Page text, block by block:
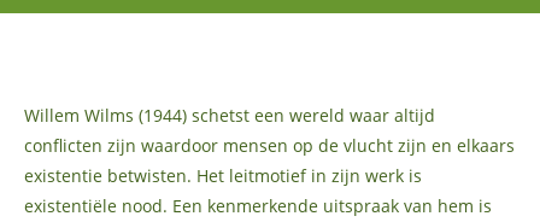
Willem Wilms (1944) schetst een wereld waar altijd
conflicten zijn waardoor mensen op de vlucht zijn en elkaars
existentie betwisten. Het leitmotief in zijn werk is
existentiële nood. Een kenmerkende uitspraak van hem is